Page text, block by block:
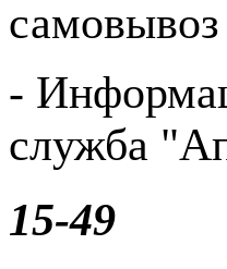
самовывоз
-
служба
15-49